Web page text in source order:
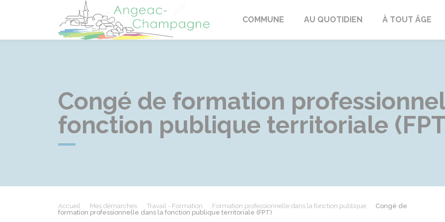
Angeac-Champagne
COMMUNE AU QUOTIDIEN À TOUT ÂGE
Congé de formation
fonction publique territoriale
Accueil Mes démarches Travail - Formation Formation professionnelle dans la fonction publique
Congé de
formation professionnelle dans la fonction publique territoriale (FPT)